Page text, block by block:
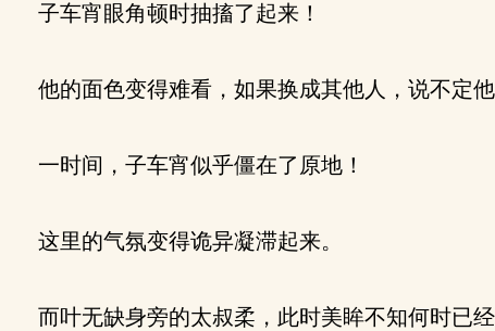
子车宵眼角顿时抽搐了起来！
他的面色变得难看，如果换成其他人，说不定
一时间，子车宵似乎僵在了原地！
这里的气氛变得诡异凝滞起来。
而叶无缺身旁的太叔柔，此时美眸不知何时已